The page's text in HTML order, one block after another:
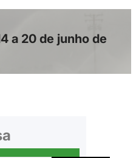
a 20 de junho de